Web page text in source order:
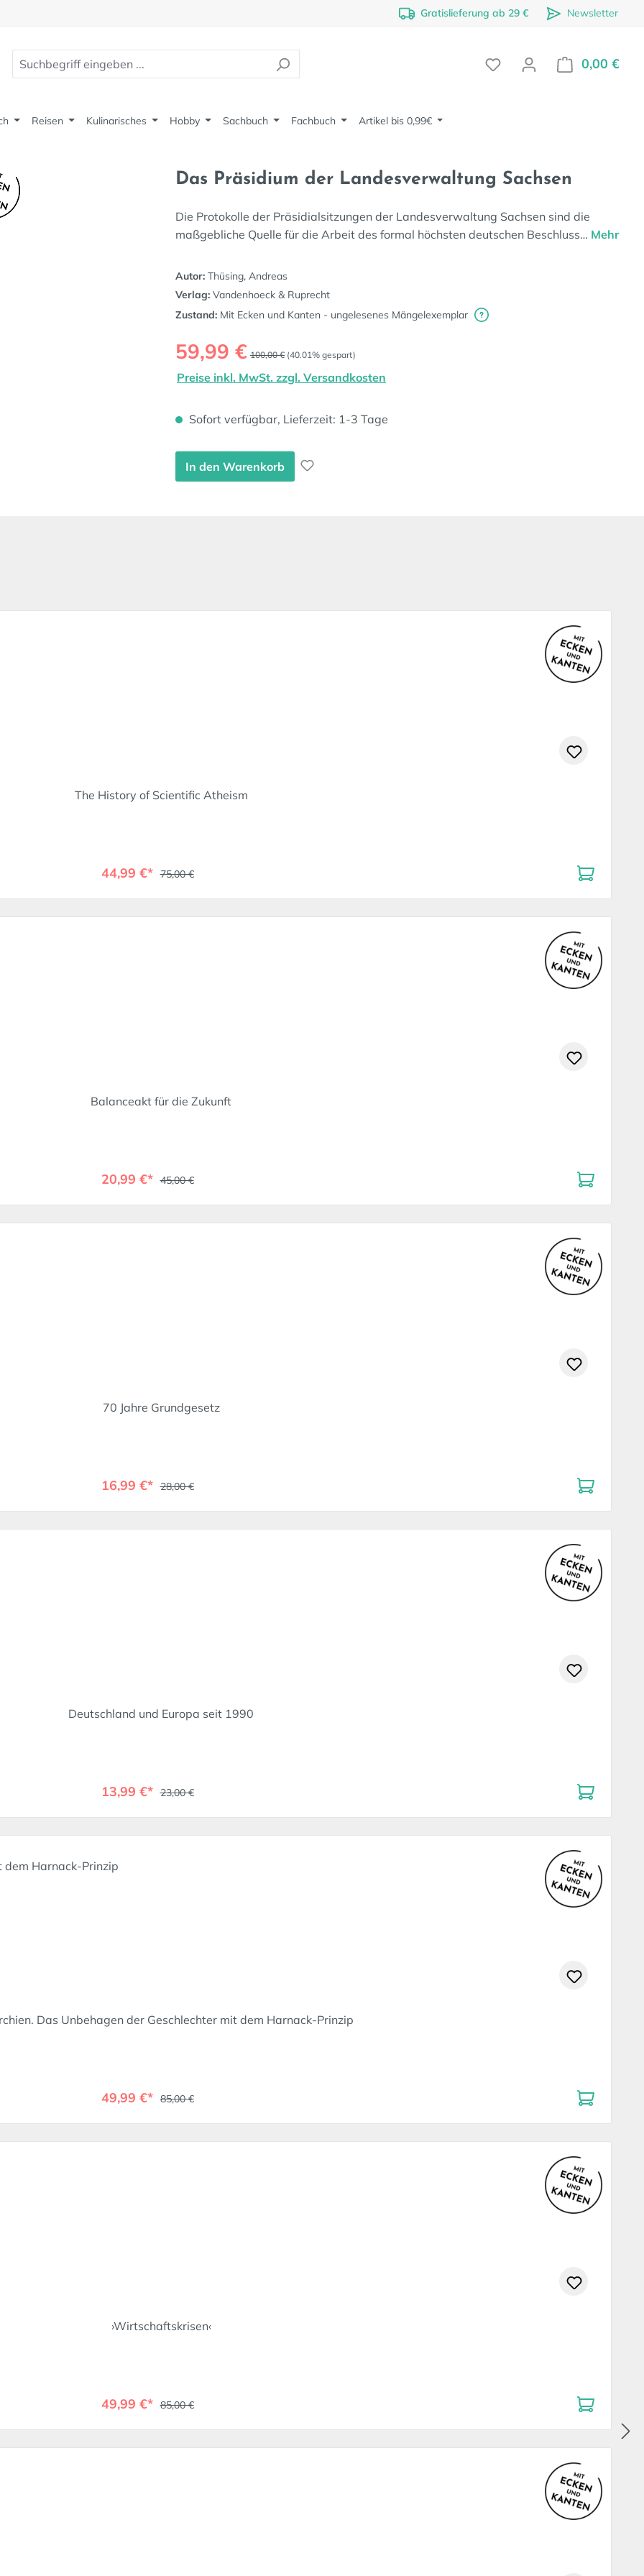
Gratislieferung ab 29 € Newsletter
0,00 €
Reisen Kulinarisches Hobby Sachbuch Fachbuch Artikel bis 0,99€
Das Präsidium der Landesverwaltung Sachsen
Die Protokolle der Präsidialsitzungen der Landesverwaltung Sachsen sind die
maßgebliche Quelle für die Arbeit des formal höchsten deutschen Beschluss… Mehr
Autor: Thüsing, Andreas
Verlag: Vandenhoeck & Ruprecht
Zustand: Mit Ecken und Kanten - ungelesenes Mängelexemplar
Verkaufspreis:
59,99 € Regulärer Preis:
100,00 € (40.01% gespart)
Preise inkl. MwSt. zzgl. Versandkosten
Sofort verfügbar, Lieferzeit: 1-3 Tage
In den Warenkorb
The History of Scientific Atheism
44,99 €* 75,00 €
Balanceakt für die Zukunft
20,99 €* 45,00 €
70 Jahre Grundgesetz
16,99 €* 28,00 €
Deutschland und Europa seit 1990
13,99 €* 23,00 €
Das Unbehagen der Geschlechter mit dem Harnack-Prinzip
49,99 €* 85,00 €
›Wirtschaftskrisen‹
49,99 €* 85,00 €